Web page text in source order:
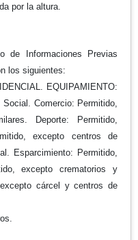
por la altura.
de Informaciones Previas
los siguientes:
EQUIPAMIENTO:
Comercio: Permitido,
Deporte: Permitido,
excepto centros de
Esparcimiento: Permitido,
excepto crematorios y
cárcel y centros de